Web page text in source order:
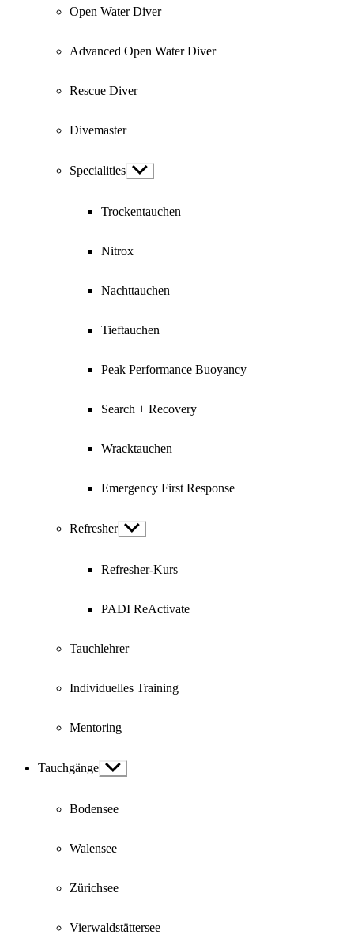
Open Water Diver
Advanced Open Water Diver
Rescue Diver
Divemaster
Specialities Show
sub
Trockentauchen
Nitrox
Nachttauchen
Tieftauchen
Peak Performance Buoyancy
Search + Recovery
Wracktauchen
Emergency First Response
Refresher Show
sub
Refresher-Kurs
PADI ReActivate
Tauchlehrer
Individuelles Training
Mentoring
Tauchgänge Show
sub
Bodensee
Walensee
Zürichsee
Vierwaldstättersee